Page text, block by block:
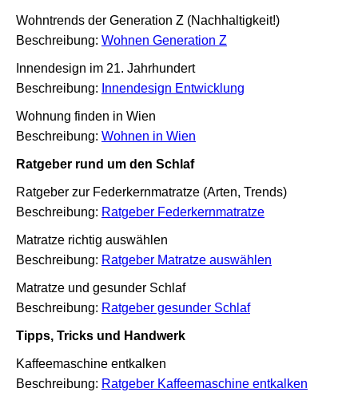
Wohntrends der Generation Z (Nachhaltigkeit!)
Beschreibung: Wohnen Generation Z
Innendesign im 21. Jahrhundert
Beschreibung: Innendesign Entwicklung
Wohnung finden in Wien
Beschreibung: Wohnen in Wien
Ratgeber rund um den Schlaf
Ratgeber zur Federkernmatratze (Arten, Trends)
Beschreibung: Ratgeber Federkernmatratze
Matratze richtig auswählen
Beschreibung: Ratgeber Matratze auswählen
Matratze und gesunder Schlaf
Beschreibung: Ratgeber gesunder Schlaf
Tipps, Tricks und Handwerk
Kaffeemaschine entkalken
Beschreibung: Ratgeber Kaffeemaschine entkalken